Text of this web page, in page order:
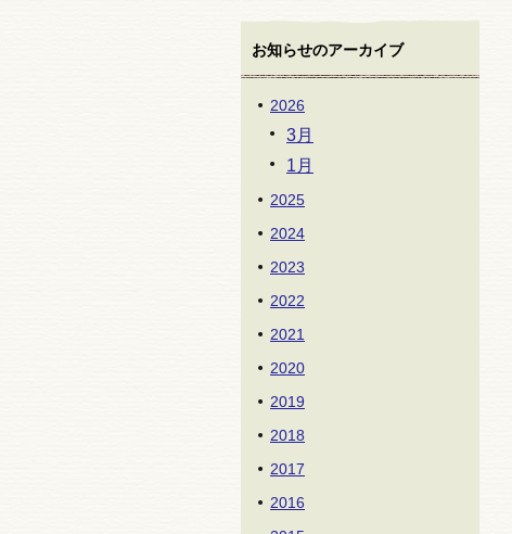
お知らせのアーカイブ
2026
3月
1月
2025
2024
2023
2022
2021
2020
2019
2018
2017
2016